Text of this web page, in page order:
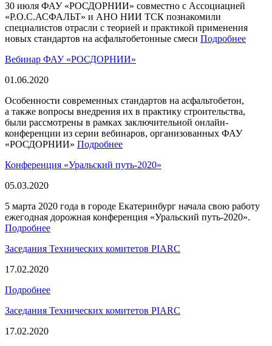
30 июля ФАУ «РОСДОРНИИ» совместно с Ассоциацией
«Р.О.С.АСФАЛЬТ» и АНО НИИ ТСК познакомили
специалистов отрасли с теорией и практикой применения
новых стандартов на асфальтобетонные смеси Подробнее
Вебинар ФАУ «РОСДОРНИИ»
01.06.2020
Особенности современных стандартов на асфальтобетон,
а также вопросы внедрения их в практику строительства,
были рассмотрены в рамках заключительной онлайн-
конференции из серии вебинаров, организованных ФАУ
«РОСДОРНИИ» Подробнее
Конференция «Уральский путь-2020»
05.03.2020
5 марта 2020 года в городе Екатеринбург начала свою работу
ежегодная дорожная конференция «Уральский путь-2020».
Подробнее
Заседания Технических комитетов PIARC
17.02.2020
Подробнее
Заседания Технических комитетов PIARC
17.02.2020